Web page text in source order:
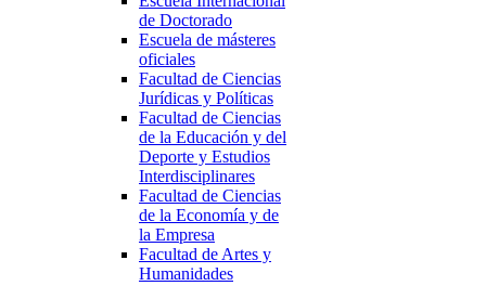
de Doctorado
Escuela de másteres
oficiales
Facultad de Ciencias
Jurídicas y Políticas
Facultad de Ciencias
de la Educación y del
Deporte y Estudios
Interdisciplinares
Facultad de Ciencias
de la Economía y de
la Empresa
Facultad de Artes y
Humanidades